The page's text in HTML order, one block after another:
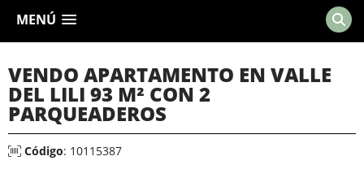
MENÚ
VENDO APARTAMENTO EN VALLE
DEL LILI 93 M² CON 2
PARQUEADEROS
Código: 10115387